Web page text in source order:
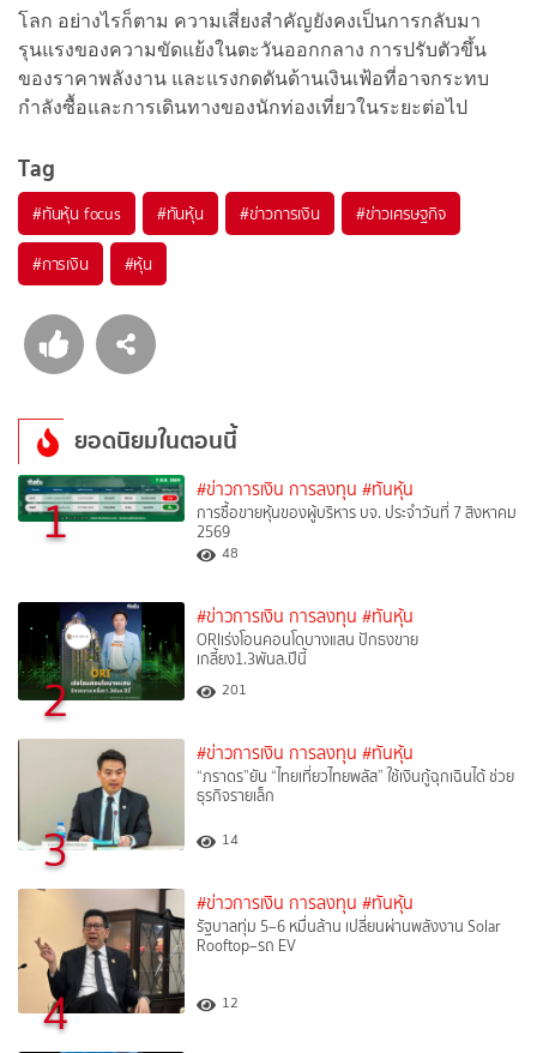
โลก อย่างไรก็ตาม ความเสี่ยงสำคัญยังคงเป็นการกลับมา
รุนแรงของความขัดแย้งในตะวันออกกลาง การปรับตัวขึ้น
ของราคาพลังงาน และแรงกดดันด้านเงินเฟ้อที่อาจกระทบ
กำลังซื้อและการเดินทางของนักท่องเที่ยวในระยะต่อไป
Tag
#ทันหุ้น focus #ทันหุ้น #ข่าวการเงิน #ข่าวเศรษฐกิจ
#การเงิน #หุ้น
ยอดนิยมในตอนนี้
1 #ข่าวการเงิน การลงทุน #ทันหุ้น
การซื้อขายหุ้นของผู้บริหาร บจ. ประจำวันที่ 7 สิงหาคม
2569
48
2
#ข่าวการเงิน การลงทุน #ทันหุ้น
ORIเร่งโอนคอนโดบางแสน ปักธงขาย
เกลี้ยง1.3พันล.ปีนี้
201
3
#ข่าวการเงิน การลงทุน #ทันหุ้น
“ภราดร”ยัน “ไทยเที่ยวไทยพลัส” ใช้เงินกู้ฉุกเฉินได้ ช่วย
ธุรกิจรายเล็ก
14
4
#ข่าวการเงิน การลงทุน #ทันหุ้น
รัฐบาลทุ่ม 5–6 หมื่นล้าน เปลี่ยนผ่านพลังงาน Solar
Rooftop–รถ EV
12